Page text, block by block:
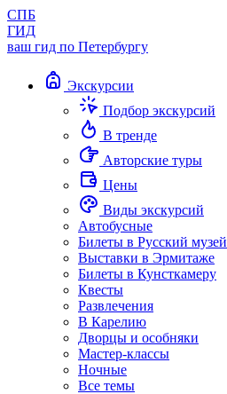
СПБ
ГИД
ваш гид по Петербургу
Экскурсии
Подбор экскурсий
В тренде
Авторские туры
Цены
Виды экскурсий
Автобусные
Билеты в Русский музей
Выставки в Эрмитаже
Билеты в Кунсткамеру
Квесты
Развлечения
В Карелию
Дворцы и особняки
Мастер-классы
Ночные
Все темы